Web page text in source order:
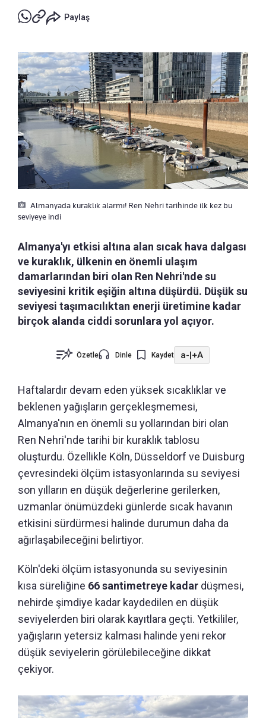
Paylaş
Almanyada kuraklık alarmı! Ren Nehri tarihinde ilk kez bu
seviyeye indi
Almanya'yı etkisi altına alan sıcak hava dalgası
ve kuraklık, ülkenin en önemli ulaşım
damarlarından biri olan Ren Nehri'nde su
seviyesini kritik eşiğin altına düşürdü. Düşük su
seviyesi taşımacılıktan enerji üretimine kadar
birçok alanda ciddi sorunlara yol açıyor.
Özetle Dinle Kaydet a-|+A
Haftalardır devam eden yüksek sıcaklıklar ve
beklenen yağışların gerçekleşmemesi,
Almanya'nın en önemli su yollarından biri olan
Ren Nehri'nde tarihi bir kuraklık tablosu
oluşturdu. Özellikle Köln, Düsseldorf ve Duisburg
çevresindeki ölçüm istasyonlarında su seviyesi
son yılların en düşük değerlerine gerilerken,
uzmanlar önümüzdeki günlerde sıcak havanın
etkisini sürdürmesi halinde durumun daha da
ağırlaşabileceğini belirtiyor.
Köln'deki ölçüm istasyonunda su seviyesinin
kısa süreliğine 66 santimetreye kadar düşmesi,
nehirde şimdiye kadar kaydedilen en düşük
seviyelerden biri olarak kayıtlara geçti. Yetkililer,
yağışların yetersiz kalması halinde yeni rekor
düşük seviyelerin görülebileceğine dikkat
çekiyor.